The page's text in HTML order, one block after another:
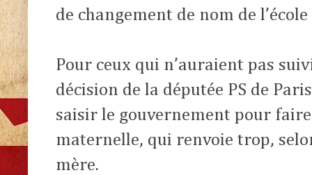
de changement de nom de
Pour ceux qui n’auraient pas
décision de la députée PS de
saisir le gouvernement pour
maternelle, qui renvoie trop,
mère.